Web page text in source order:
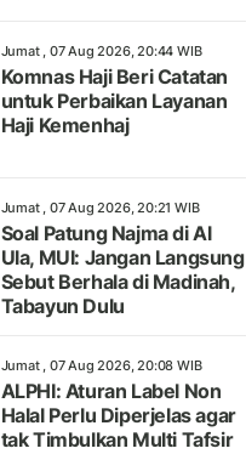
Jumat , 07 Aug 2026, 20:44 WIB
Komnas Haji Beri Catatan
untuk Perbaikan Layanan
Haji Kemenhaj
Jumat , 07 Aug 2026, 20:21 WIB
Soal Patung Najma di Al
Ula, MUI: Jangan Langsung
Sebut Berhala di Madinah,
Tabayun Dulu
Jumat , 07 Aug 2026, 20:08 WIB
ALPHI: Aturan Label Non
Halal Perlu Diperjelas agar
tak Timbulkan Multi Tafsir